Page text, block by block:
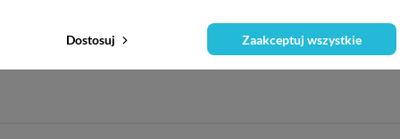
Dostosuj Zaakceptuj wszystkie